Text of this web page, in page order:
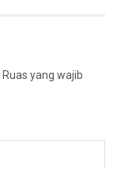
Ruas yang wajib